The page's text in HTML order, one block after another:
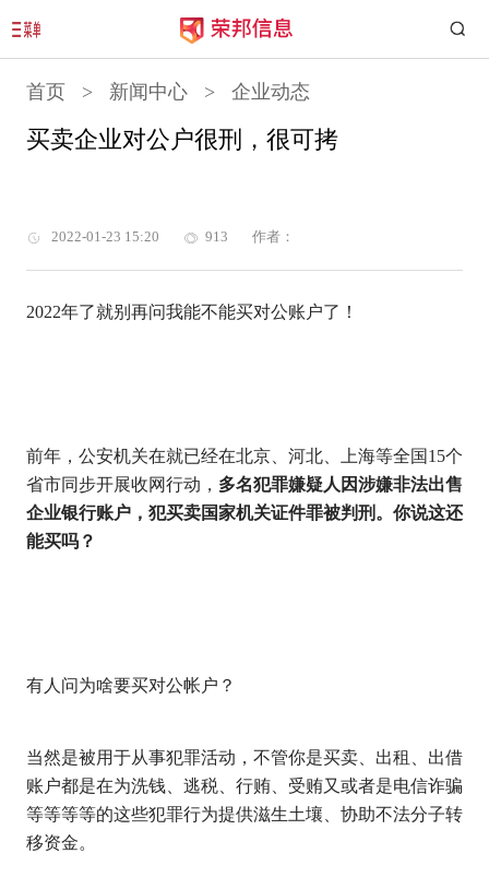
首页 > 新闻中心 > 企业动态
买卖企业对公户很刑，很可拷
2022-01-23 15:20 913 作者：
2022年了就别再问我能不能买对公账户了！
前年，公安机关在就已经在北京、河北、上海等全国 15个
省市同步开展收网行动， 多名犯罪嫌疑人因涉嫌非法出售
企业银行账户，犯买卖国家机关证件罪被判刑。你说这还
能买吗？
有人问为啥要买对公帐户？
当然是被用于从事犯罪活动，不管你是买卖、出租、出借
账户都是在为洗钱、逃税、行贿、受贿又或者是电信诈骗
等等等等的这些犯罪行为提供滋生土壤、协助不法分子转
移资金。